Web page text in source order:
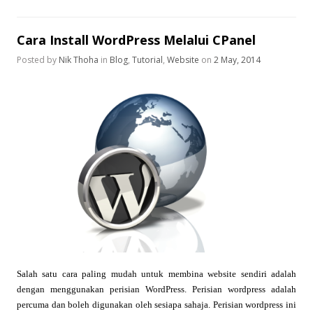
Cara Install WordPress Melalui CPanel
Posted by Nik Thoha in Blog, Tutorial, Website on 2 May, 2014
Salah satu cara paling mudah untuk membina website sendiri adalah
dengan menggunakan perisian WordPress. Perisian wordpress adalah
percuma dan boleh digunakan oleh sesiapa sahaja. Perisian wordpress ini